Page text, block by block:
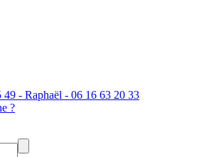
- Raphaël - 06 16 63 20 33
?